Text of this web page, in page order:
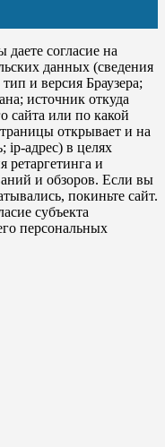
согласие на
данных (сведения
и версия Браузера;
источник откуда
сайта или по какой
открывает и на
ip-адрес) в целях
ретаргетинга и
и обзоров. Если вы
покиньте сайт.
субъекта
персональных